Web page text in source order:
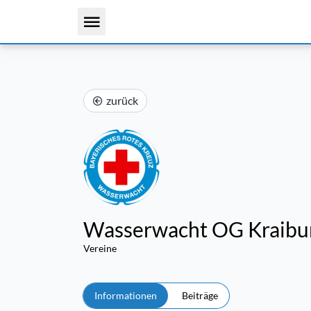
zurück
Wasserwacht OG
Vereine
Informationen Beiträge